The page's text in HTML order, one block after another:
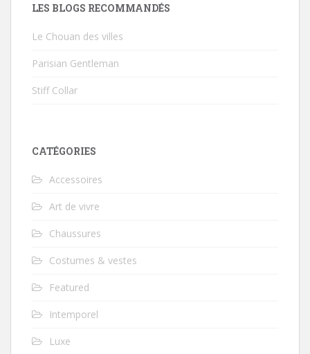
LES BLOGS RECOMMANDÉS
Le Chouan des villes
Parisian Gentleman
Stiff Collar
CATÉGORIES
Accessoires
Art de vivre
Chaussures
Costumes & vestes
Featured
Intemporel
Luxe